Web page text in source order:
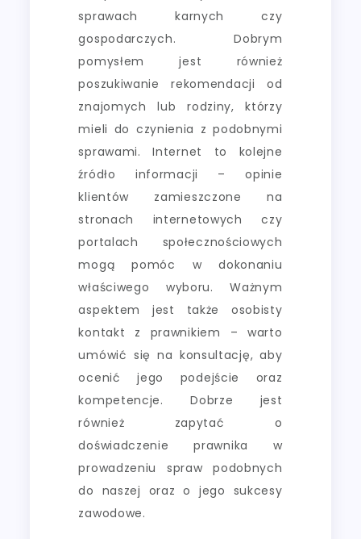
sprawach karnych czy
gospodarczych. Dobrym
pomysłem jest również
poszukiwanie rekomendacji od
znajomych lub rodziny, którzy
mieli do czynienia z podobnymi
sprawami. Internet to kolejne
źródło informacji – opinie
klientów zamieszczone na
stronach internetowych czy
portalach społecznościowych
mogą pomóc w dokonaniu
właściwego wyboru. Ważnym
aspektem jest także osobisty
kontakt z prawnikiem – warto
umówić się na konsultację, aby
ocenić jego podejście oraz
kompetencje. Dobrze jest
również zapytać o
doświadczenie prawnika w
prowadzeniu spraw podobnych
do naszej oraz o jego sukcesy
zawodowe.